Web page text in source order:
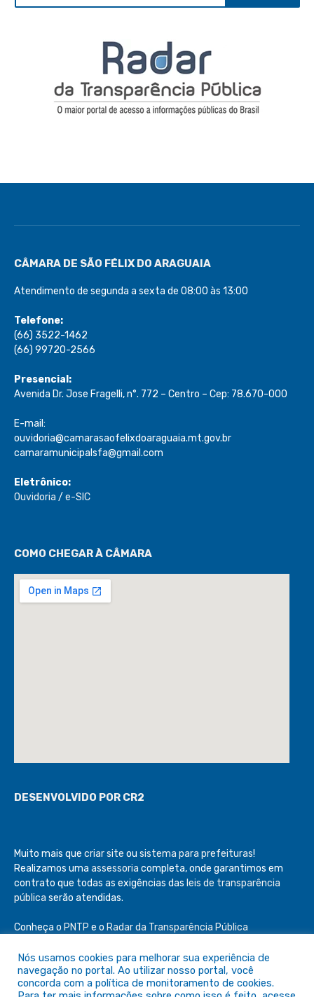
CÂMARA DE SÃO FÉLIX DO ARAGUAIA
Atendimento de segunda a sexta de 08:00 às 13:00
Telefone:
(66) 3522-1462
(66) 99720-2566
Presencial:
Avenida Dr. Jose Fragelli, n°. 772 – Centro – Cep: 78.670-000
E-mail:
ouvidoria@camarasaofelixdoaraguaia.mt.gov.br
camaramunicipalsfa@gmail.com
Eletrônico:
Ouvidoria / e-SIC
COMO CHEGAR À CÂMARA
DESENVOLVIDO POR CR2
Muito mais que criar site ou sistema para prefeituras!
Realizamos uma assessoria completa, onde garantimos em
contrato que todas as exigências das leis de transparência
pública serão atendidas.
Conheça o PNTP e o Radar da Transparência Pública
Nós usamos cookies para melhorar sua experiência de
navegação no portal. Ao utilizar nosso portal, você
concorda com a política de monitoramento de cookies.